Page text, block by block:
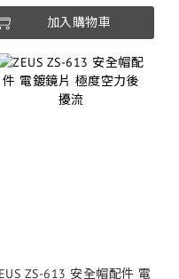
加入購物車
ZS-613 安全帽配件 電